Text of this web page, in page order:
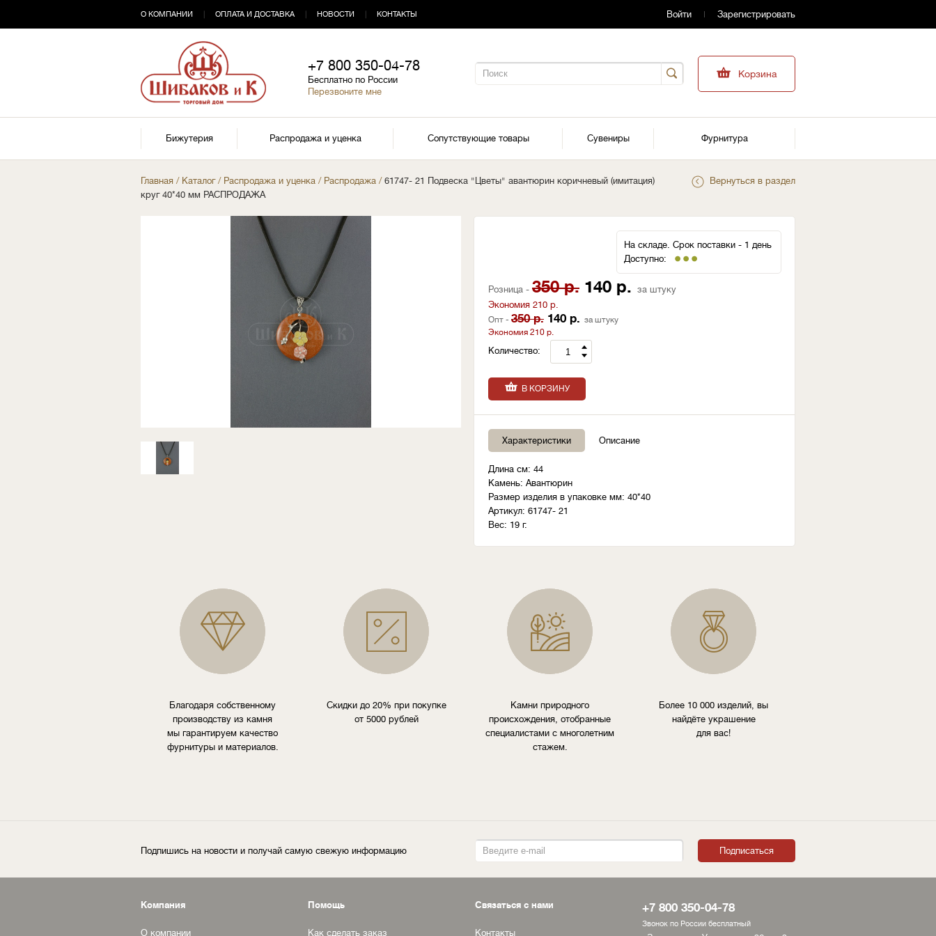
О КОМПАНИИ ОПЛАТА И ДОСТАВКА НОВОСТИ КОНТАКТЫ Войти Зарегистрировать
+7 800 350-04-78
Бесплатно по России
Перезвоните мне
Корзина
Бижутерия Распродажа и уценка Сопутствующие товары Сувениры Фурнитура
Главная / Каталог/ Распродажа и уценка / Распродажа / 61747- 21 Подвеска "Цветы" авантюрин коричневый (имитация)
круг 40*40 мм РАСПРОДАЖА
Вернуться в раздел
На складе. Срок поставки - 1 день
Доступно:
Розница - 350 р. 140 р. за штуку
Экономия 210 р.
Опт - 350 р. 140 р. за штуку
Экономия 210 р.
Количество:
В КОРЗИНУ
Характеристики Описание
Длина см: 44
Камень: Авантюрин
Размер изделия в упаковке мм: 40*40
Артикул: 61747- 21
Вес: 19 г.
Благодаря собственному
производству из камня
мы гарантируем качество
фурнитуры и материалов.
Скидки до 20% при покупке
от 5000 рублей
Камни природного
происхождения, отобранные
специалистами с многолетним
стажем.
Более 10 000 изделий, вы
найдёте украшение
для вас!
Подпишись на новости и получай самую свежую информацию
Компания
О компании
Помощь
Как сделать заказ
Связаться с нами
Контакты
+7 800 350-04-78
Звонок по России бесплатный